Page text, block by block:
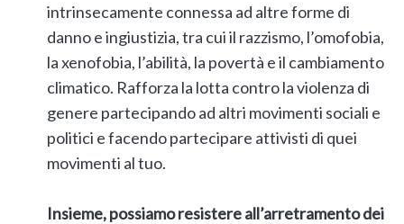
intrinsecamente connessa ad altre forme di
danno e ingiustizia, tra cui il razzismo, l’omofobia,
la xenofobia, l’abilità, la povertà e il cambiamento
climatico. Rafforza la lotta contro la violenza di
genere partecipando ad altri movimenti sociali e
politici e facendo partecipare attivisti di quei
movimenti al tuo.
Insieme, possiamo resistere all’arretramento dei